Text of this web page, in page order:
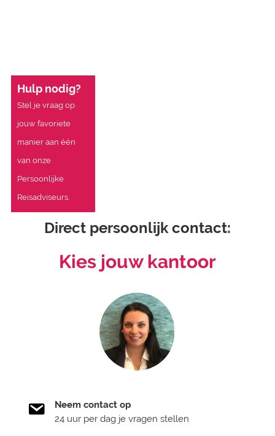
Hulp nodig?
Stel je vraag op
jouw favoriete
manier aan één
van onze
Persoonlijke
Reisadviseurs.
Direct persoonlijk contact:
Kies jouw kantoor
Neem contact op
24 uur per dag je vragen stellen